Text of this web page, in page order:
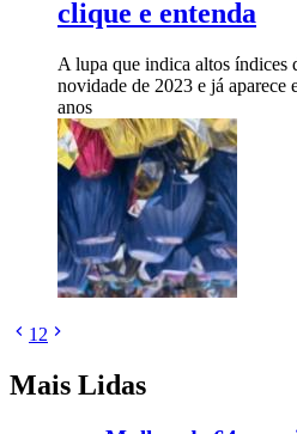
clique e entenda
A lupa que indica altos índices
novidade de 2023 e já aparece
anos
1 2
Mais Lidas